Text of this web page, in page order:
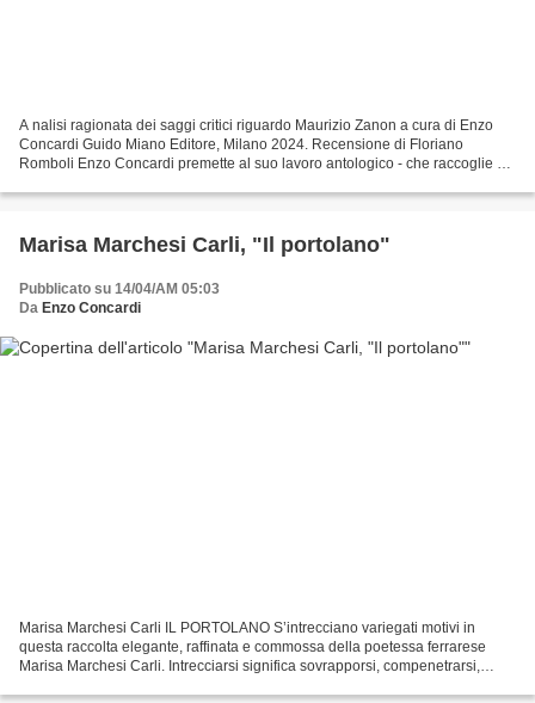
A nalisi ragionata dei saggi critici riguardo Maurizio Zanon a cura di Enzo
Concardi Guido Miano Editore, Milano 2024. Recensione di Floriano
Romboli Enzo Concardi premette al suo lavoro antologico - che raccoglie e
Marisa Marchesi Carli, "Il portolano"
Pubblicato su 14/04/AM 05:03
Da Enzo Concardi
Marisa Marchesi Carli IL PORTOLANO S’intrecciano variegati motivi in
questa raccolta elegante, raffinata e commossa della poetessa ferrarese
Marisa Marchesi Carli. Intrecciarsi significa sovrapporsi, compenetrarsi,